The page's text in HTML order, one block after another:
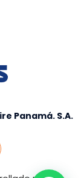
Panamá. S.A.